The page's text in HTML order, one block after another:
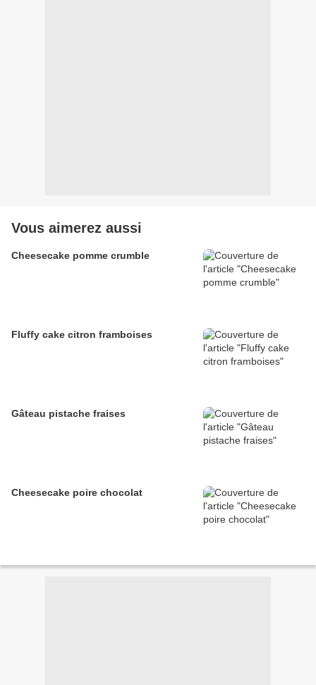
Vous aimerez aussi
Cheesecake pomme crumble
Fluffy cake citron framboises
Gâteau pistache fraises
Cheesecake poire chocolat